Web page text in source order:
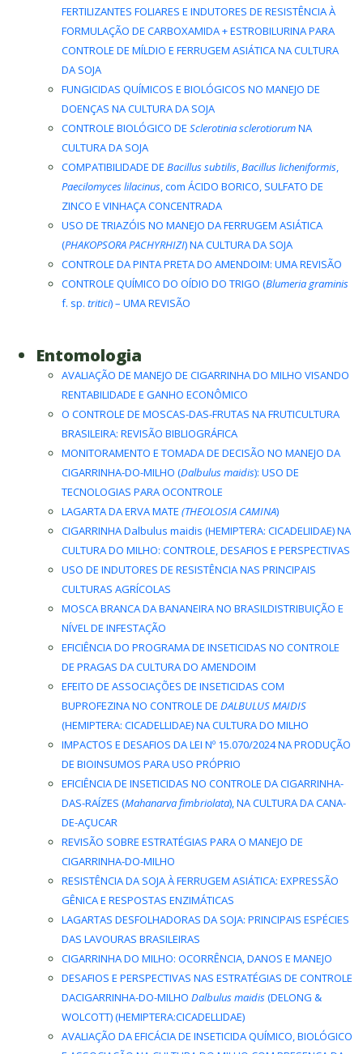
FERTILIZANTES FOLIARES E INDUTORES DE RESISTÊNCIA À
FORMULAÇÃO DE CARBOXAMIDA + ESTROBILURINA PARA
CONTROLE DE MÍLDIO E FERRUGEM ASIÁTICA NA CULTURA
DA SOJA
FUNGICIDAS QUÍMICOS E BIOLÓGICOS NO MANEJO DE
DOENÇAS NA CULTURA DA SOJA
CONTROLE BIOLÓGICO DE Sclerotinia sclerotiorumNA
CULTURA DA SOJA
COMPATIBILIDADE DE Bacillus subtilis,Bacillus licheniformis,
Paecilomyces lilacinus, com ÁCIDO BORICO, SULFATO DE
ZINCO E VINHAÇA CONCENTRADA
USO DE TRIAZÓIS NO MANEJO DA FERRUGEM ASIÁTICA
(PHAKOPSORA PACHYRHIZI) NA CULTURA DA SOJA
CONTROLE DA PINTA PRETA DO AMENDOIM: UMA REVISÃO
CONTROLE QUÍMICO DO OÍDIO DO TRIGO (Blumeria graminis
f. sp. tritici) – UMA REVISÃO
Entomologia
AVALIAÇÃO DE MANEJO DE CIGARRINHA DO MILHO VISANDO
RENTABILIDADE E GANHO ECONÔMICO
O CONTROLE DE MOSCAS-DAS-FRUTAS NA FRUTICULTURA
BRASILEIRA: REVISÃO BIBLIOGRÁFICA
MONITORAMENTO E TOMADA DE DECISÃO NO MANEJO DA
CIGARRINHA-DO-MILHO (Dalbulus maidis): USO DE
TECNOLOGIAS PARA OCONTROLE
LAGARTA DA ERVA MATE (THEOLOSIA CAMINA)
CIGARRINHA Dalbulus maidis (HEMIPTERA: CICADELIIDAE) NA
CULTURA DO MILHO: CONTROLE, DESAFIOS E PERSPECTIVAS
USO DE INDUTORES DE RESISTÊNCIA NAS PRINCIPAIS
CULTURAS AGRÍCOLAS
MOSCA BRANCA DA BANANEIRA NO BRASILDISTRIBUIÇÃO E
NÍVEL DE INFESTAÇÃO
EFICIÊNCIA DO PROGRAMA DE INSETICIDAS NO CONTROLE
DE PRAGAS DA CULTURA DO AMENDOIM
EFEITO DE ASSOCIAÇÕES DE INSETICIDAS COM
BUPROFEZINA NO CONTROLE DE DALBULUS MAIDIS
(HEMIPTERA: CICADELLIDAE) NA CULTURA DO MILHO
IMPACTOS E DESAFIOS DA LEI Nº 15.070/2024 NA PRODUÇÃO
DE BIOINSUMOS PARA USO PRÓPRIO
EFICIÊNCIA DE INSETICIDAS NO CONTROLE DA CIGARRINHA-
DAS-RAÍZES (Mahanarva fimbriolata), NA CULTURA DA CANA-
DE-AÇUCAR
REVISÃO SOBRE ESTRATÉGIAS PARA O MANEJO DE
CIGARRINHA-DO-MILHO
RESISTÊNCIA DA SOJA À FERRUGEM ASIÁTICA: EXPRESSÃO
GÊNICA E RESPOSTAS ENZIMÁTICAS
LAGARTAS DESFOLHADORAS DA SOJA: PRINCIPAIS ESPÉCIES
DAS LAVOURAS BRASILEIRAS
CIGARRINHA DO MILHO: OCORRÊNCIA, DANOS E MANEJO
DESAFIOS E PERSPECTIVAS NAS ESTRATÉGIAS DE CONTROLE
DACIGARRINHA-DO-MILHO Dalbulus maidis(DELONG &
WOLCOTT) (HEMIPTERA:CICADELLIDAE)
AVALIAÇÃO DA EFICÁCIA DE INSETICIDA QUÍMICO, BIOLÓGICO